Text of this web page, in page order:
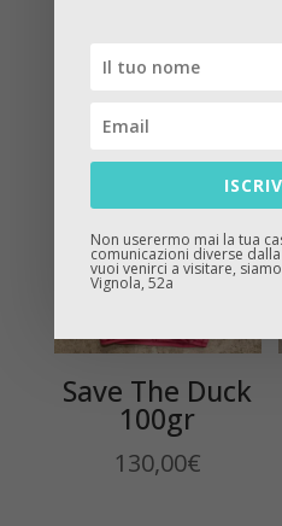
129,00€
Save The Duck
100gr
130,00€
Non userermo mai la tua
comunicazioni diverse
vuoi venirci a visitare,
Vignola, 52a